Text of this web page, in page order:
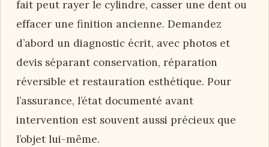
fait peut rayer le cylindre, casser une dent ou
effacer une finition ancienne. Demandez
d’abord un diagnostic écrit, avec photos et
devis séparant conservation, réparation
réversible et restauration esthétique. Pour
l’assurance, l’état documenté avant
intervention est souvent aussi précieux que
l’objet lui-même.